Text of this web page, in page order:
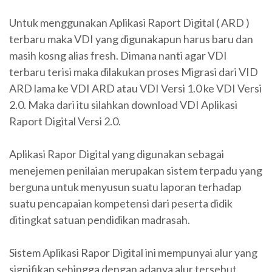
Untuk menggunakan Aplikasi Raport Digital ( ARD )
terbaru maka VDI yang digunakapun harus baru dan
masih kosng alias fresh. Dimana nanti agar VDI
terbaru terisi maka dilakukan proses Migrasi dari VID
ARD lama ke VDI ARD atau VDI Versi 1.0 ke VDI Versi
2.0. Maka dari itu silahkan download VDI Aplikasi
Raport Digital Versi 2.0.
Aplikasi Rapor Digital yang digunakan sebagai
menejemen penilaian merupakan sistem terpadu yang
berguna untuk menyusun suatu laporan terhadap
suatu pencapaian kompetensi dari peserta didik
ditingkat satuan pendidikan madrasah.
Sistem Aplikasi Rapor Digital ini mempunyai alur yang
signifikan sehingga dengan adanya alur tersebut